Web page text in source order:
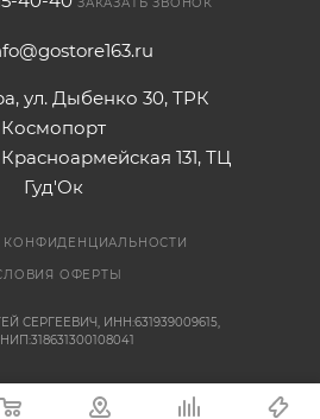
ул. Дыбенко 30, ТРК
Космопорт
131, ТЦ
Гуд'Ок
КОНФИДЕНЦИАЛЬНОСТИ
ОФЕРТЫ
СЕРГЕЕВИЧ, ИНН:631939009615,